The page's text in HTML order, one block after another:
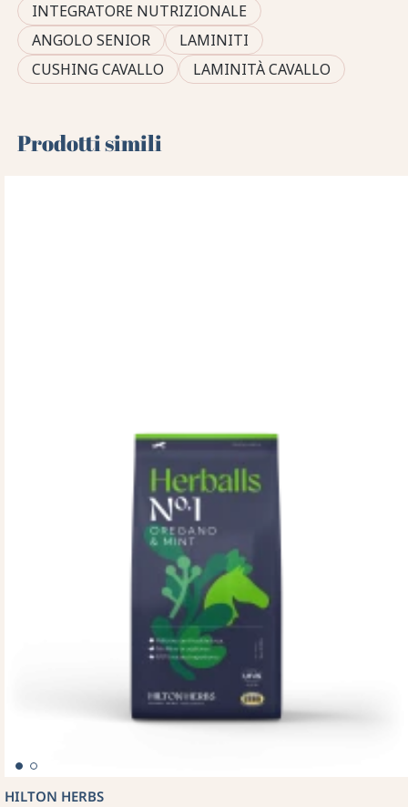
INTEGRATORE NUTRIZIONALE
ANGOLO SENIOR
LAMINITI
CUSHING CAVALLO
LAMINITÀ CAVALLO
Prodotti simili
HILTON HERBS